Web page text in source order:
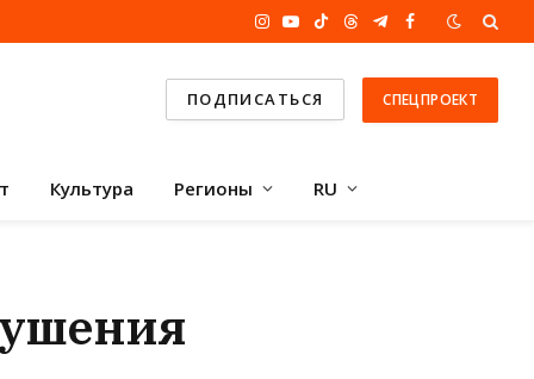
Instagram
YouTube
TikTokThreadsTelegram
Facebook
ПОДПИСАТЬСЯ СПЕЦПРОЕКТ
Культура Регионы RU